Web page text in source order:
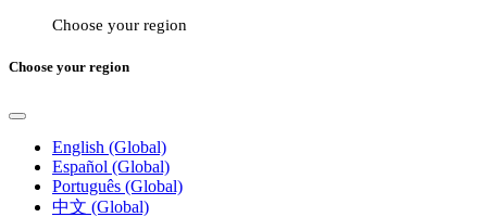
Choose your region
Choose your region
English (Global)
Español (Global)
Português (Global)
中文 (Global)